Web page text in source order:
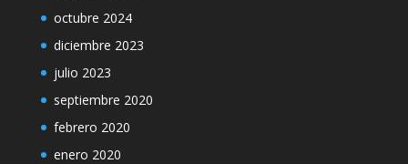
octubre 2024
diciembre 2023
julio 2023
septiembre 2020
febrero 2020
enero 2020